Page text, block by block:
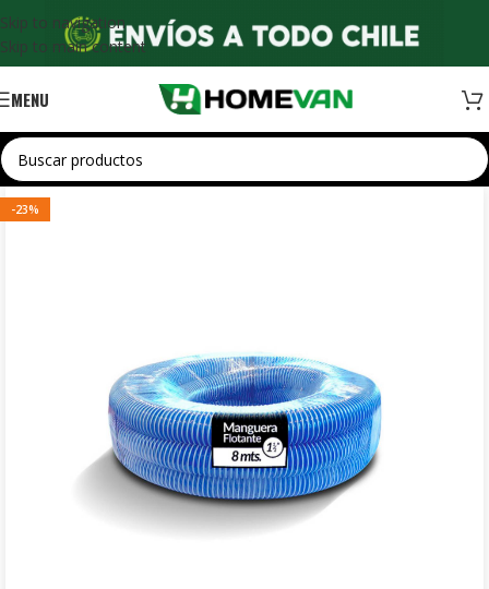
Skip to navigation
Skip to main content
MENU
-23%